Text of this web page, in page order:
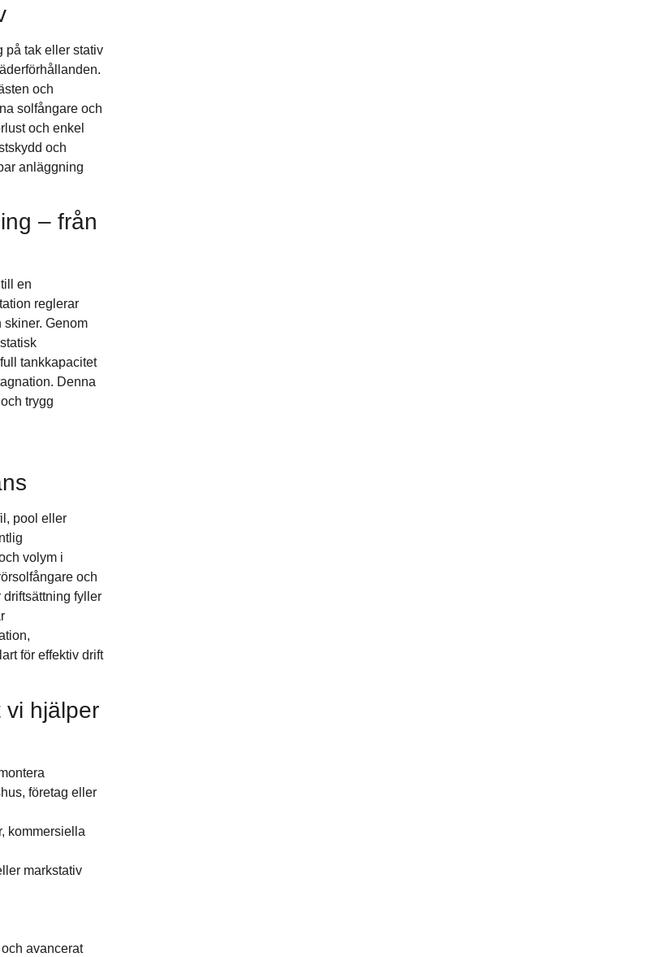
på tak eller stativ
och
solfångare och
och enkel
och
anläggning
– från
en
reglerar
skiner. Genom
tankkapacitet
Denna
trygg
pool eller
volym i
och
fyller
för effektiv drift
vi hjälper
företag eller
kommersiella
markstativ
avancerat